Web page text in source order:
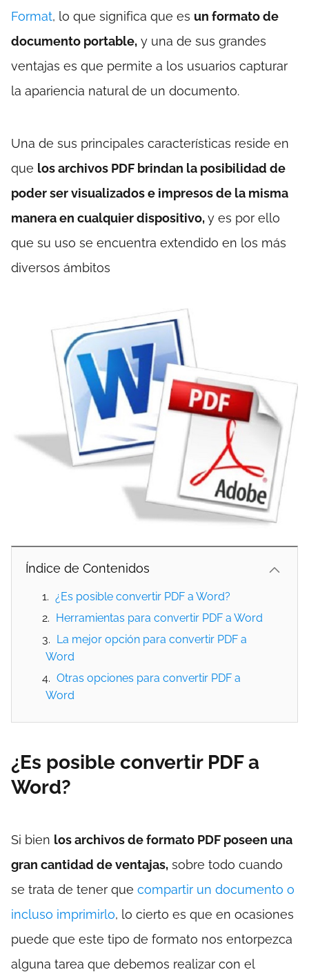
Format, lo que significa que es un formato de
documento portable, y una de sus grandes
ventajas es que permite a los usuarios capturar
la apariencia natural de un documento.
Una de sus principales características reside en
que los archivos PDF brindan la posibilidad de
poder ser visualizados e impresos de la misma
manera en cualquier dispositivo,y es por ello
que su uso se encuentra extendido en los más
diversos ámbitos
Índice de Contenidos
¿Es posible convertir PDF a Word?
Herramientas para convertir PDF a Word
La mejor opción para convertir PDF a
Word
Otras opciones para convertir PDF a
Word
¿Es posible convertir PDF a
Word?
Si bien los archivos de formato PDF poseen una
gran cantidad de ventajas, sobre todo cuando
se trata de tener que compartir un documento o
incluso imprimirlo, lo cierto es que en ocasiones
puede que este tipo de formato nos entorpezca
alguna tarea que debemos realizar con el